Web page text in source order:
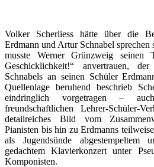
Volker Scherliess hätte über die
Erdmann und Artur Schnabel sprechen
musste Werner Grünzweig
Geschicklichkeit!“ anvertrauen,
Schnabels an seinen Schüler
Quellenlage beruhend beschrieb
eindringlich vorgetragen –
freundschaftlichen Lehrer-Schüler-
detailreiches Bild vom
Pianisten bis hin zu Erdmanns
als Jugendsünde
gedachtem Klavierkonzert unter
Komponisten.